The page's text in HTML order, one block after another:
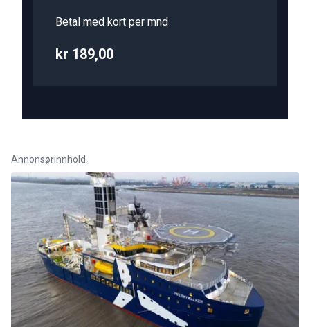
Betal med kort per mnd
kr 189,00
Annonsørinnhold